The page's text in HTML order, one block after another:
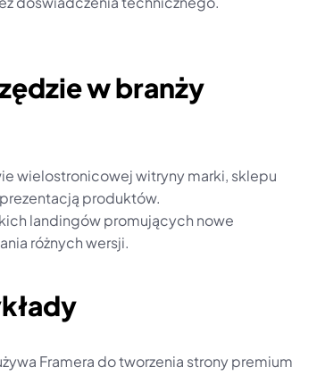
w branży
wielostronicowej witryny marki, sklepu
produktów.
landingów promujących nowe
różnych wersji.
Framera do tworzenia strony premium